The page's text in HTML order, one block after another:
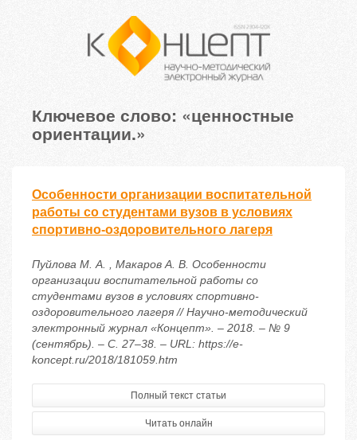
Ключевое слово: «ценностные
ориентации.»
Особенности организации воспитательной
работы со студентами вузов в условиях
спортивно-оздоровительного лагеря
Пуйлова М. А. , Макаров А. В. Особенности
организации воспитательной работы со
студентами вузов в условиях спортивно-
оздоровительного лагеря // Научно-методический
электронный журнал «Концепт». – 2018. – № 9
(сентябрь). – С. 27–38. – URL: https://e-
koncept.ru/2018/181059.htm
Полный текст статьи
Читать онлайн